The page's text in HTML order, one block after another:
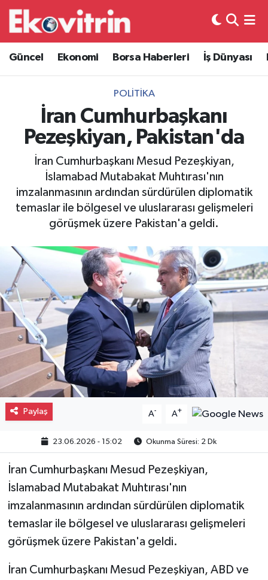
Güncel Ekonomi Borsa Haberleri İş Dünyası
POLITIKA
İran Cumhurbaşkanı
Pezeşkiyan, Pakistan'da
İran Cumhurbaşkanı Mesud Pezeşkiyan,
İslamabad Mutabakat Muhtırası'nın
imzalanmasının ardından sürdürülen diplomatik
temaslar ile bölgesel ve uluslararası gelişmeleri
görüşmek üzere Pakistan'a geldi.
Paylaş A- A+
23.06.2026 - 15:02 Okunma Süresi: 2 Dk
İran Cumhurbaşkanı Mesud Pezeşkiyan,
İslamabad Mutabakat Muhtırası'nın
imzalanmasının ardından sürdürülen diplomatik
temaslar ile bölgesel ve uluslararası gelişmeleri
görüşmek üzere Pakistan'a geldi.
İran Cumhurbaşkanı Mesud Pezeşkiyan, ABD ve
Güncel
Ekonomi
Borsa Haberleri
İş Dünyası
Lojistik
Otovitrin
Asayiş
Gayrimenkul
Spor
Eğitim
Hava Durumu
Trafik Durumu
Süper Lig Puan Durumu ve Fikstür
Tüm Manşetler
Son Dakika Haberleri
Haber Arşivi